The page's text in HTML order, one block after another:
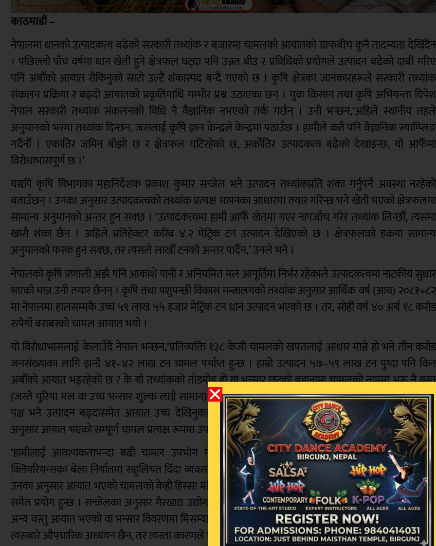
काठमाडौं –
नेपालमा धानको उत्पादकत्व बढेको सरकारी तथ्यांक र बजारमा चामलको आयातको ग्राफबीच कुनै तादम्यता देखिँदैन
। पछिल्लो पाँच वर्षमा धान खेती हुने क्षेत्रफल घट्दा पनि उन्नत बीउ र प्रविधिको प्रयोगले उत्पादन बढेको दाबी गरिए
पनि अर्बौंको आयात रोकिनुको साटो उल्टै शंकास्पद बन्दै गएको छ । कृषि क्षेत्रका जानकारहरूले सरकारी तथ्यांक
संकलन प्रक्रिया र बढ्दो आयातको प्रकृतिमाथि गम्भीर प्रश्न उठाएका छन् । युवा किसान तथा कृषि अभियन्ता दिपेश
नेपाल सरकारी तथ्यांक संकलनको विधि नै वैज्ञानिक नभएको तर्क गर्छन् । उनी भन्छन,‘अहिले स्थानीय तहले
अनुमानको भरमा तथ्यांक दिन्छन, जसलाई कृषि ज्ञान केन्द्रले केन्द्रमा पठाउँछ । हामीले कतै पनि वैज्ञानिक स्याम्प्लिङ
गर्दैनौँ । एकातिर जमिन बाँझो छ र क्षेत्रफल घटिरहेको छ, अर्कोतिर उत्पादकत्व बढेको देखाइन्छ, यो आफैँमा
विरोधाभासपूर्ण छ ।’
यद्यपि कृषि विभागका महानिर्देशक प्रकाश कुमार सन्जेल भने उत्पादन तथ्यांकप्रति शंका गर्नुपर्ने अवस्था नरहेको
बताउँछन् । उनका अनुसार उत्पादकत्वको तथ्यांक प्रत्यक्ष मापनका आधारमा तयार गरिन्छ भने खेती भएको क्षेत्रफलमा
सामान्य अनुमानको अन्तर हुन सक्छ । ‘उत्पादकत्वमा हामी आफैँ खेतमा गएर नापजाँच गरेर तथ्यांक लिन्छौँ, त्यसमा
खासै शंका छैन । अहिले प्रतिहेक्टर करिब ४.२ मेट्रिक टन उत्पादन देखिएको छ । क्षेत्रफलको हकमा सामान्य
अनुमानको फरक हुन सक्छ, तर त्यसले लाखौँ टनको अन्तर पार्दैन,’ उनले भने ।
नेपालको कृषि प्रणाली अझै पनि आकाशे पानी र अनियमित मल आपूर्तिमा निर्भर रहेकाले उत्पादकत्वमा नाटकीय सुधार
भएको मान्न उनी तयार छैनन् । कृषि तथा पशुपन्छी विकास मन्त्रालयको तथ्यांक अनुसार आर्थिक वर्ष (आव) २०८१÷८२
मा नेपालमा हालसम्मकै उच्च ५९ लाख ५५ हजार मेट्रिक टन धान उत्पादन भएको छ । तर, सोही वर्ष ४० अर्ब १८ करोड
रुपैयाँ बराबरको चामल आयात भयो ।
यो विरोधाभासलाई केलाउँदै नेपाल भन्छन,‘प्रतिव्यक्ति १३८ केजी चामलको खपतलाई आधार मान्ने हो भने तीन करोड
जनसंख्याका लागि झन्डै ४१–४२ लाख टन चामल पर्याप्त हुन्छ । हाम्रो उत्पादन ५७–५९ लाख टन पुग्दा पनि किन
अर्बौंको आयात भइरहेको छ ? के यो तथ्यांकको तोडमोड हो वा भन्सार छुटको बहानामा चामलको नाममा अरू नै वस्तु
(जस्तै युरिया मल वा उच्च भन्सार शुल्क लाग्ने सामान) भित्रिरहेको छ ? यो गम्भीर आशंकाको विषय हो ।’ तर सरकारी
पक्ष भने उत्पादन बढ्दासमेत आयात उच्च देखिनुका पछाडि धेरै कारण रहेको बताउँछ । महानिर्देशक सन्जेलका
अनुसार आयात भएको सम्पूर्ण चामल प्रत्यक्ष रूपमा उपभोगका लागि मात्र प्रयोग हुँदैन ।
‘हामीलाई आवश्यकताभन्दा बढी चामल उपभोग गर्ने बानी पनि एउटा कारण हो । त्यसमाथि भारतले स्टक
क्लियरियन्सका बेला निर्यातमा सहुलियत दिँदा व्यवसायीले अग्रिम रूपमा चामल आयात गरेर भण्डारण गर्ने गर्छन् ।’
उनका अनुसार आयात भएको चामलको केही हिस्सा मदिरा उद्योग, ब्रोकन राइस लगायत गैरखाद्य औद्योगिक प्रयोजनमा
समेत प्रयोग हुन्छ । सन्जेलका अनुसार गैरखाद्य उद्योगमा पनि चामलको प्रयोग बढिरहेको छ । साथै चामलको नाममा
अन्य वस्तु आयात भएको वा भन्सार विवरणमा मिसम्याच भएको विषय पनि बेला–बेलामा सार्वजनिक हुने गरेका छन् ।
त्यसबारे औपचारिक अध्ययन छैन, तर त्यस्ता कारणले पनि आयातको तथ्यांक प्रभावित भएको हुन सक्छ ।